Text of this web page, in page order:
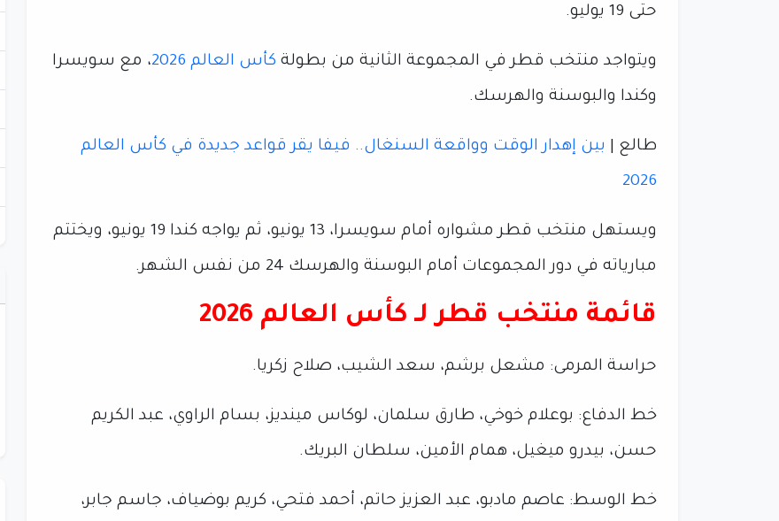
حتى 19 يوليو.
ويتواجد منتخب قطر في المجموعة الثانية من بطولة كأس العالم 2026
، مع سويسرا
وكندا والبوسنة والهرسك.
طالع | بين إهدار الوقت وواقعة السنغال.. فيفا يقر قواعد جديدة في كأس العالم
2026
ويستهل منتخب قطر مشواره أمام سويسرا، 13 يونيو، ثم يواجه كندا 19 يونيو، ويختتم
مبارياته في دور المجموعات أمام البوسنة والهرسك 24 من نفس الشهر.
قائمة منتخب قطر لـ كأس العالم 2026
حراسة المرمى: مشعل برشم، سعد الشيب، صلاح زكريا.
خط الدفاع: بوعلام خوخي، طارق سلمان، لوكاس مينديز، بسام الراوي، عبد الكريم
حسن، بيدرو ميغيل، همام الأمين، سلطان البريك.
خط الوسط: عاصم مادبو، عبد العزيز حاتم، أحمد فتحي، كريم بوضياف، جاسم جابر،